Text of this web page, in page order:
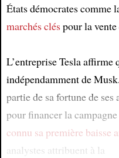
États démocrates comme
marchés cléspour la vente
L’entreprise Tesla affirme
indépendamment de Musk.
partie de sa fortune de ses
pour financer la
connu sa première baisse
analystes attribuent à la